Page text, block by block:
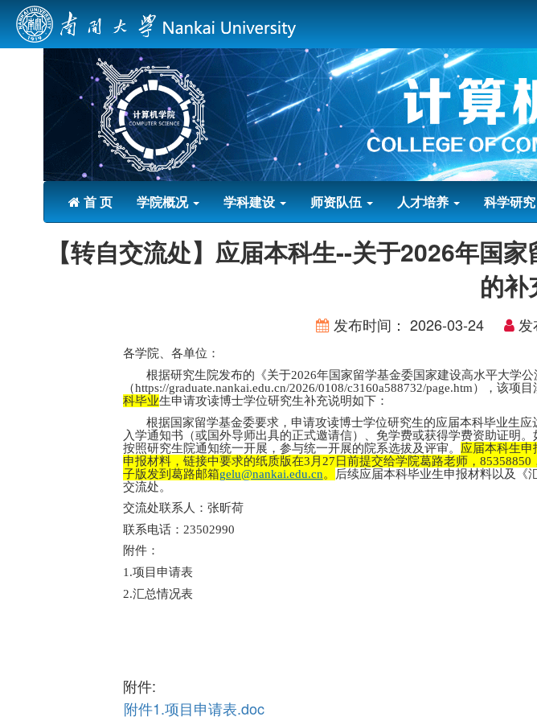
首 页 学院概况 学科建设 师资队伍 人才培养 科学研
【转自交流处】应届本科生--关于2026年国
的补
发布时间： 2026-03-24 发
各学院、各单位：
根据研究生院发布的《关于2026年国家留学基金委国家建设高水平大学公
（https://graduate.nankai.edu.cn/2026/0108/c3160a588732/page.htm），该
科毕业生申请攻读博士学位研究生补充说明如下：
根据国家留学基金委要求，申请攻读博士学位研究生的应届本科毕业生
入学通知书（或国外导师出具的正式邀请信）、免学费或获得学费资助证明
按照研究生院通知统一开展，参与统一开展的院系选拔及评审。 应届本科生申
申报材料，链接中要求的纸质版在3月27日前提交给学院葛路老师，
子版发到葛路邮箱gelu@nankai.edu.cn。
后续应届本科毕业生申报材料以及《
交流处。
交流处联系人：张昕荷
联系电话：23502990
附件：
1.项目申请表
2.汇总情况表
附件:
附件1.项目申请表.doc